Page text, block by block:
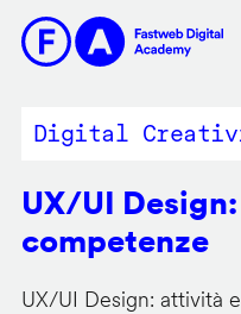
contenuto
Digital
UX/UI
competenze
UX/UI Design: attività